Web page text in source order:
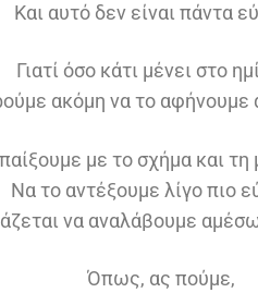
Και αυτό δεν είναι πάντα
Γιατί όσο κάτι μένει στο
ακόμη να το αφήνουμε
με το σχήμα και τη
Να το αντέξουμε λίγο πιο
να αναλάβουμε
Όπως, ας πούμε,